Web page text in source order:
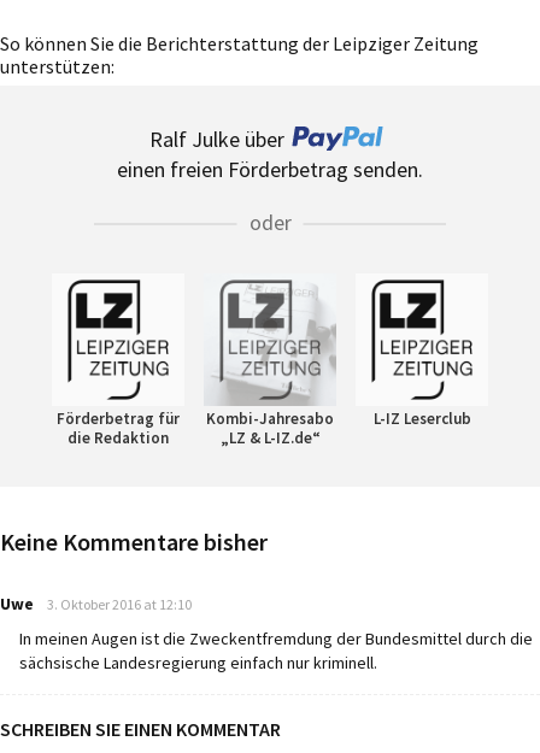
So können Sie die Berichterstattung der Leipziger Zeitung
unterstützen:
Ralf Julke über
einen freien Förderbetrag senden.
oder
Förderbetrag für
die Redaktion
Kombi-Jahresabo
„LZ & L-IZ.de“
L-IZ Leserclub
Keine Kommentare bisher
Uwe says:
3. Oktober 2016 at 12:10
In meinen Augen ist die Zweckentfremdung der Bundesmittel durch die
sächsische Landesregierung einfach nur kriminell.
SCHREIBEN SIE EINEN KOMMENTAR